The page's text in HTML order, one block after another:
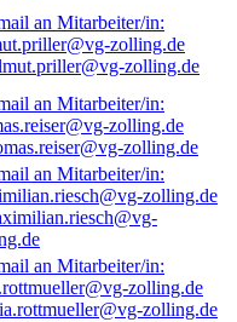
zolling.de
zolling.de
zolling.de